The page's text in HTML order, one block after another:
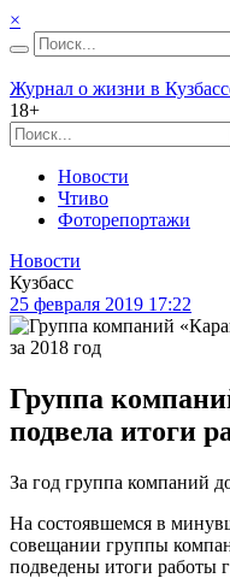
×
Журнал о жизни в
18+
Новости
Чтиво
Фоторепортажи
Новости
Кузбасс
25 февраля 2019 17:22
Группа
подвела итоги
За год группа компаний
На состоявшемся в
совещании группы
подведены итоги работы